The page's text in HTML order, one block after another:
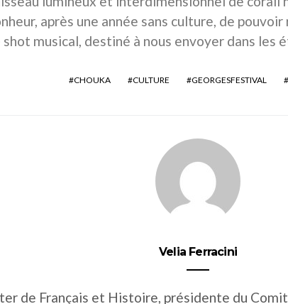
après une année sans culture, de
shot musical, destiné à nous envoyer dans les
CHOUKA CULTURE GEORGESFESTIVAL
Velia Ferracini
de Français et Histoire, présidente du